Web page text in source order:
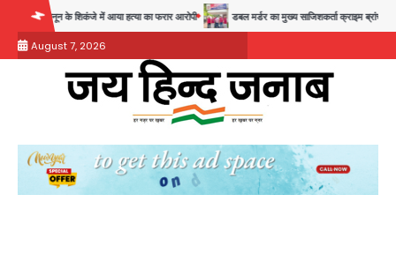
content
के शिकंजे में आया हत्या का फरार आरोपी डबल मर्डर का मुख्य साजिशकर्ता क्राइम ब्रांच के हत्थे
August 7, 2026